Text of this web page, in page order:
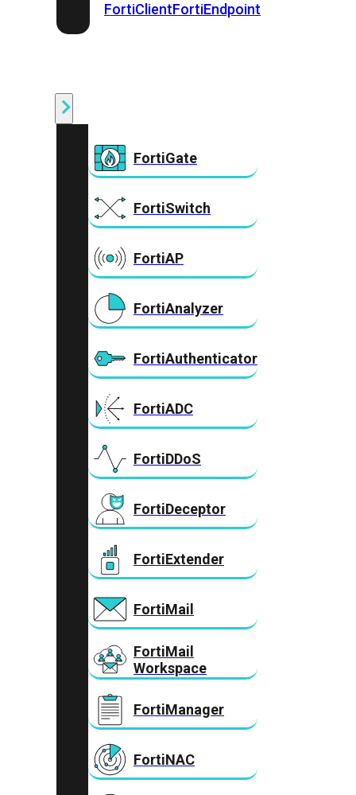
FortiClientFortiEndpoint
FortiGate
FortiSwitch
FortiAP
FortiAnalyzer
FortiAuthenticator
FortiADC
FortiDDoS
FortiDeceptor
FortiExtender
FortiMail
FortiMail
Workspace
FortiManager
FortiNAC